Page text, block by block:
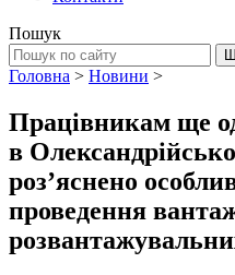
Пошук
Головна > Новини >
Працівникам ще
в
роз’яснено
проведення